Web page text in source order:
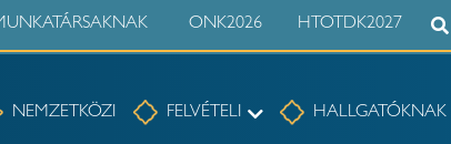
ONK2026 HTOTDK2027
NEMZETKÖZI FELVÉTELI FelvételiHALLGATÓKNAK